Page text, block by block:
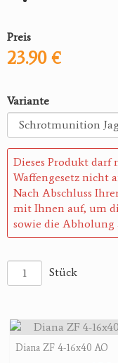
Preis
23.90 €
Variante
Dieses Produkt darf
Waffengesetz nicht
Nach Abschluss
mit Ihnen auf, um
sowie die Abholung
Stück
Diana ZF 4-16x40 AO